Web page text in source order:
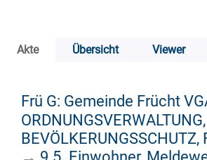
Akte Übersicht Viewer
Frü G: Gemeinde Frücht
ORDNUNGSVERWALTUNG,
BEVÖLKERUNGSSCHUTZ,
→ 9.5. Einwohner,